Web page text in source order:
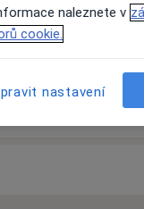
kalendář
situaci udělat?
Víceo adrese
naleznete v
cookie.
nastavení